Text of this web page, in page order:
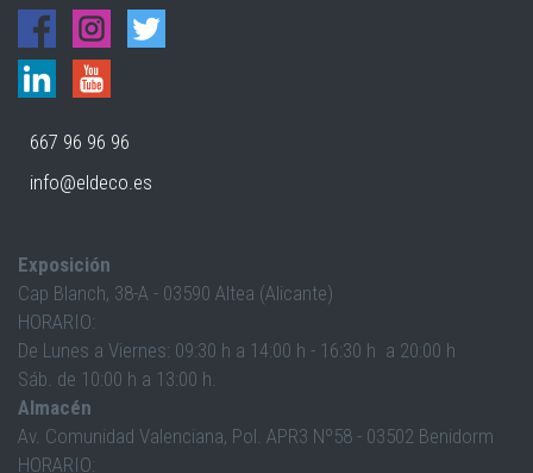
667 96 96 96
info@eldeco.es
Exposición
Cap Blanch, 38-A - 03590 Altea (Alicante)
HORARIO:
De Lunes a Viernes: 09:30 h a 14:00 h - 16:30 h a 20:00 h
Sáb. de 10:00 h a 13:00 h.
Almacén
Av. Comunidad Valenciana, Pol. APR3 Nº58 - 03502 Benidorm
HORARIO: